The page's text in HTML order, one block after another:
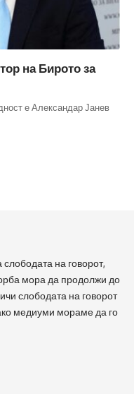
на Бирото за
е Александар Јанев
на говорот,
мора да продолжи до
слободата на говорот
медиуми мораме да го